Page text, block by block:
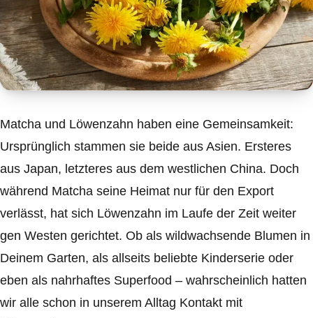
Matcha und Löwenzahn haben eine Gemeinsamkeit:
Ursprünglich stammen sie beide aus Asien. Ersteres
aus Japan, letzteres aus dem westlichen China. Doch
während Matcha seine Heimat nur für den Export
verlässt, hat sich Löwenzahn im Laufe der Zeit weiter
gen Westen gerichtet. Ob als wildwachsende Blumen in
Deinem Garten, als allseits beliebte Kinderserie oder
eben als nahrhaftes Superfood – wahrscheinlich hatten
wir alle schon in unserem Alltag Kontakt mit